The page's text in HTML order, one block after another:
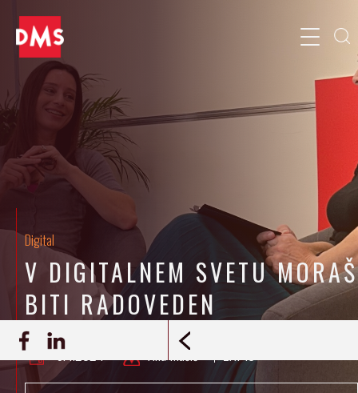
Digital
V DIGITALNEM SVETU MORAŠ
BITI RADOVEDEN
9.4.2024 Ana Mušič